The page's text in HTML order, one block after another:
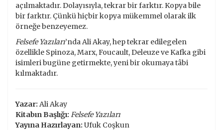
açılmaktadır. Dolayısıyla, tekrar bir farktır. Kopya bile
bir farktır. Çünkü hiçbir kopya mükemmel olarak ilk
örneğe benzeyemez.
Felsefe Yazıları’nda Ali Akay, hep tekrar edilegelen
özellikle Spinoza, Marx, Foucault, Deleuze ve Kafka gibi
isimleri bugüne getirmekte, yeni bir okumaya tâbi
kılmaktadır.
Yazar: Ali Akay
Kitabın Başlığı: Felsefe Yazıları
Yayına Hazırlayan: Ufuk Coşkun